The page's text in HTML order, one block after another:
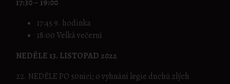
17:30 – 19:00
17:45 9. hodinka
18:00 Velká večerní
NEDĚLE 13. LISTOPAD 2022
22. NEDĚLE PO 50nici; o vyhnání legie duchů zlých